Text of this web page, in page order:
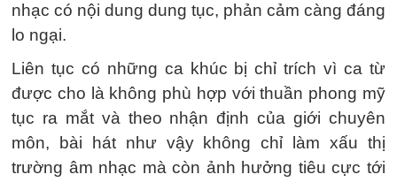
nhạc có nội dung dung tục, phản cảm càng đáng
lo ngại.
Liên tục có những ca khúc bị chỉ trích vì ca từ
được cho là không phù hợp với thuần phong mỹ
tục ra mắt và theo nhận định của giới chuyên
môn, bài hát như vậy không chỉ làm xấu thị
trường âm nhạc mà còn ảnh hưởng tiêu cực tới